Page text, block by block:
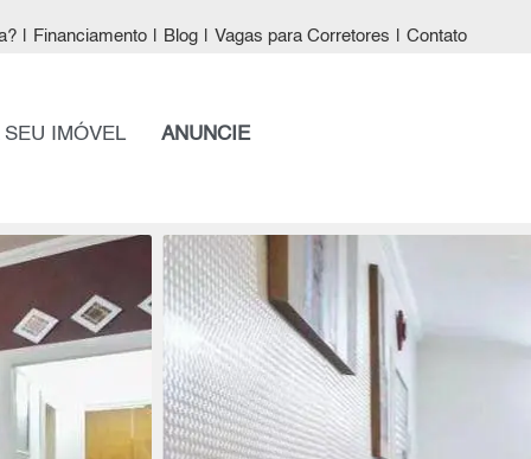
Financiamento Blog Vagas para Corretores Contato
IMÓVEL ANUNCIE